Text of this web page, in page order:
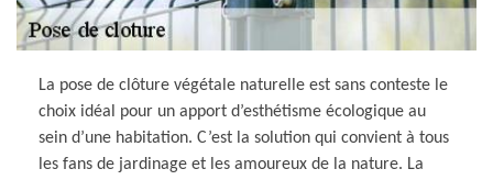
La pose de clôture végétale naturelle est sans conteste le
choix idéal pour un apport d’esthétisme écologique au
sein d’une habitation. C’est la solution qui convient à tous
les fans de jardinage et les amoureux de la nature. La